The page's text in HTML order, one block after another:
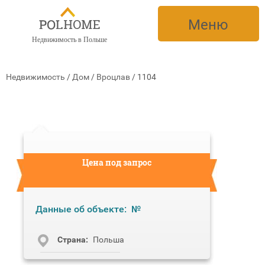
Недвижимость в Польше
Меню
Недвижимость / Дом / Вроцлав / 1104
Цена под запрос
Данные об объекте: №
Cтрана: Польша